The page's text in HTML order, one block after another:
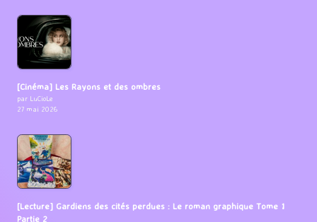
[Cinéma] Les Rayons et des ombres
par LuCioLe
27 mai 2026
[Lecture] Gardiens des cités perdues : Le roman graphique Tome 1
Partie 2